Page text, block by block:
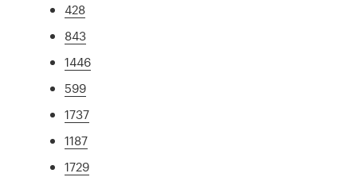
428
843
1446
599
1737
1187
1729